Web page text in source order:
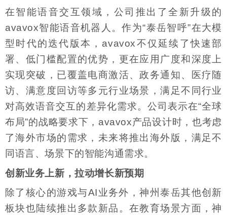
在智能语音交互领域，公司推出了全新升级的
avavox智能语音机器人。作为“泰岳智呼”在大模
型时代的迭代版本，avavox不仅延续了快速部
署、低门槛配置的优势，更在应用广度和深度上
实现突破，已覆盖电商激活、政务通知、医疗随
访、满意度回访等多元行业场景，满足不同行业
对高效语音交互的差异化需求。公司表示在“全球
布局”的战略要求下，avavox产品设计时，也考虑
了海外市场的需求，未来将推出海外版，满足不
同语言、场景下的智能沟通需求。
创新业务上新，拉动增长新预期
除了核心的游戏与AI业务外，神州泰岳其他创新
板块也陆续推出多款新品。在教育场景方面，神